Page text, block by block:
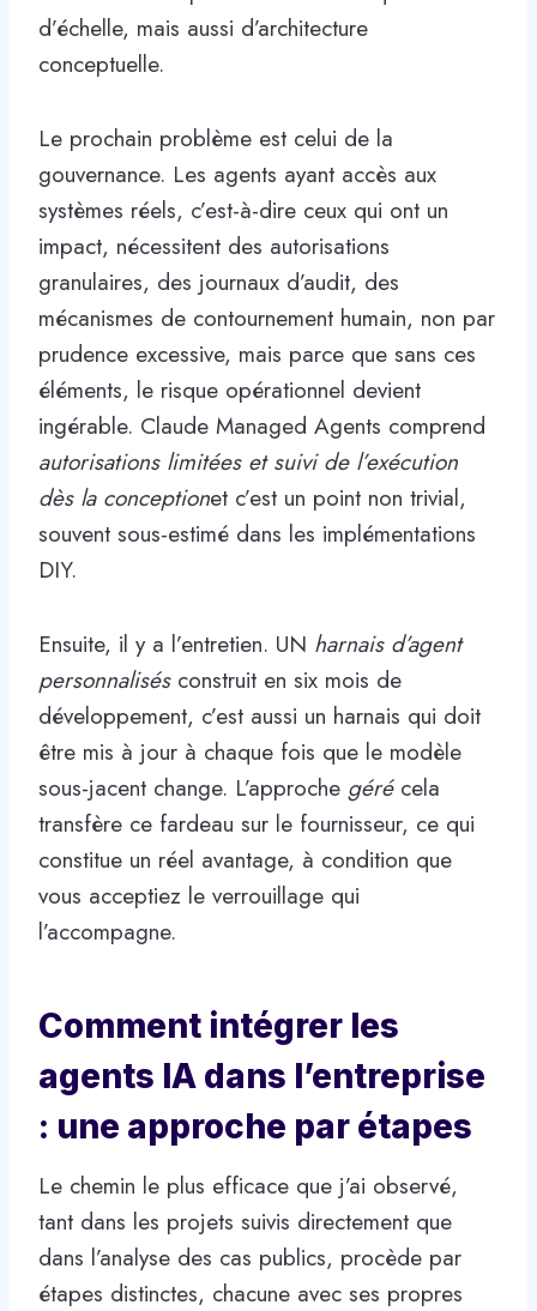
d’échelle, mais aussi d’architecture
conceptuelle.
Le prochain problème est celui de la
gouvernance. Les agents ayant accès aux
systèmes réels, c’est-à-dire ceux qui ont un
impact, nécessitent des autorisations
granulaires, des journaux d’audit, des
mécanismes de contournement humain, non par
prudence excessive, mais parce que sans ces
éléments, le risque opérationnel devient
ingérable. Claude Managed Agents comprend
autorisations limitées et suivi de l’exécution
dès la conceptionet c’est un point non trivial,
souvent sous-estimé dans les implémentations
DIY.
Ensuite, il y a l’entretien. UN harnais d’agent
personnalisésconstruit en six mois de
développement, c’est aussi un harnais qui doit
être mis à jour à chaque fois que le modèle
sous-jacent change. L’approche géré cela
transfère ce fardeau sur le fournisseur, ce qui
constitue un réel avantage, à condition que
vous acceptiez le verrouillage qui
l’accompagne.
Comment intégrer les
agents IA dans l’entreprise
: une approche par étapes
Le chemin le plus efficace que j’ai observé,
tant dans les projets suivis directement que
dans l’analyse des cas publics, procède par
étapes distinctes, chacune avec ses propres